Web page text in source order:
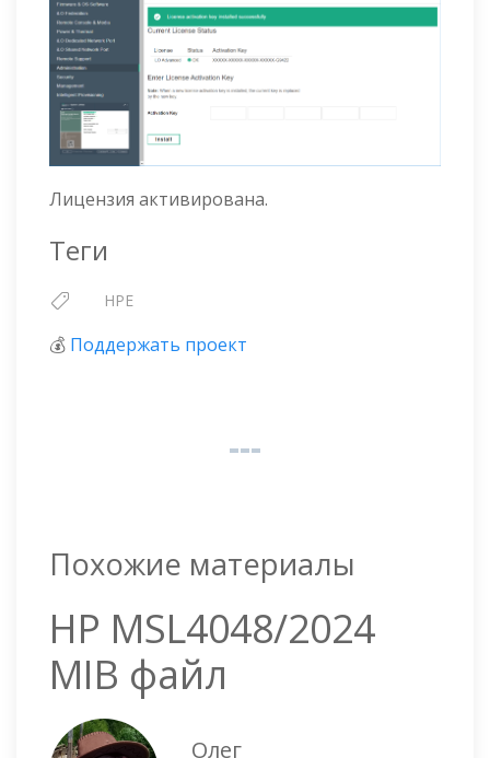
Лицензия активирована.
Теги
HPE
💰 Поддержать проект
Похожие материалы
HP MSL4048/2024
MIB файл
Олег